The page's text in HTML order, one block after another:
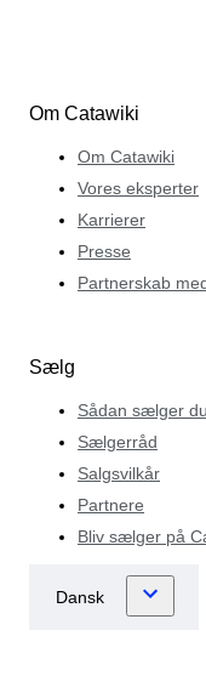
Om Catawiki
Om Catawiki
Vores eksperter
Karrierer
Presse
Partnerskab
Sælg
Sådan sælger du
Sælgerråd
Salgsvilkår
Partnere
Bliv sælger på